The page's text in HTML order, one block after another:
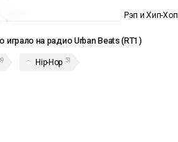
Рэп и Хип-Хоп
играло на радио Urban Beats (RT1)
Hip-Hop 51